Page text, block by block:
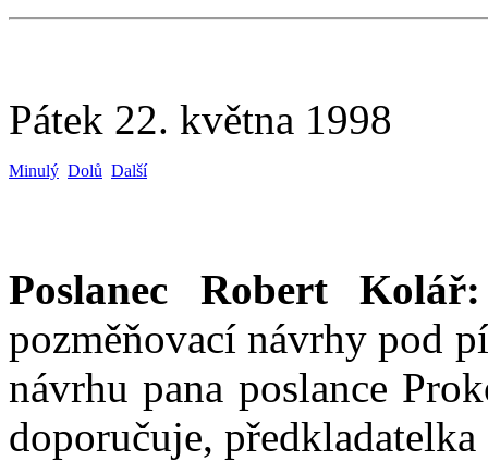
Pátek 22. května 1998
Minulý Dolů Další
Poslanec Robert Kolář:
pozměňovací návrhy pod
návrhu pana poslance
doporučuje,